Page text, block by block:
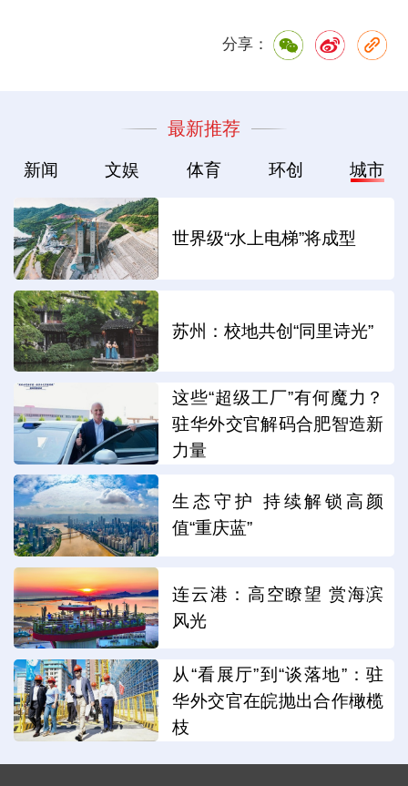
分享：
最新推荐
新闻 文娱 体育 环创 城市
世界级“水上电梯”将成型
苏州：校地共创“同里诗光”
这些“超级工厂”有何魔力？
驻华外交官解码合肥智造新
力量
生态守护 持续解锁高颜
值“重庆蓝”
连云港：高空瞭望 赏海滨
风光
从“看展厅”到“谈落地”：驻
华外交官在皖抛出合作橄榄
枝